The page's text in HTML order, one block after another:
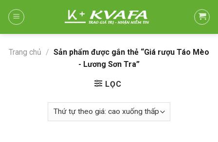
Trang chủ / Sản phẩm được gắn thẻ “Giá rượu Táo Mèo
- Lương Sơn Tra”
LỌC